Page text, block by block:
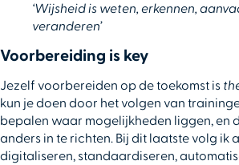
‘Wijsheid is weten, erkennen,
veranderen’
Voorbereiding is key
Jezelf voorbereiden op de toekomst is
kun je doen door het volgen van
bepalen waar mogelijkheden liggen, en
anders in te richten. Bij dit laatste volg ik
digitaliseren, standaardiseren,